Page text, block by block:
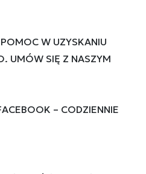
W UZYSKANIU
UMÓW SIĘ Z NASZYM
– CODZIENNIE